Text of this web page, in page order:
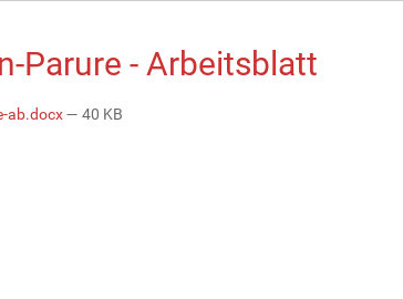
Parure - Arbeitsblatt
ab.docx— 40 KB